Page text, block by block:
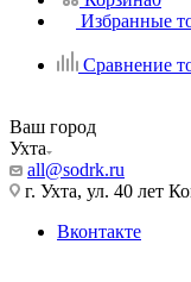
Избранные
Сравнение
Ваш город
Ухта
all@sodrk.ru
г. Ухта, ул. 40 лет
Вконтакте